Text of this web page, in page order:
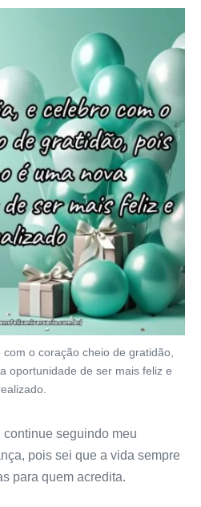
o coração cheio de gratidão,
oportunidade de ser mais feliz e
seguindo meu
pois sei que a vida sempre
para quem acredita.